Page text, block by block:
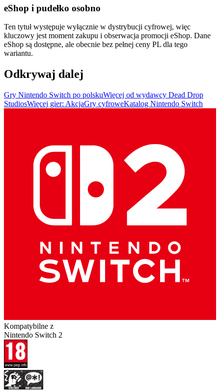
eShop i pudełko osobno
Ten tytuł występuje wyłącznie w dystrybucji cyfrowej, więc
kluczowy jest moment zakupu i obserwacja promocji eShop. Dane
eShop są dostępne, ale obecnie bez pełnej ceny PL dla tego
wariantu.
Odkrywaj dalej
Gry Nintendo Switch po polskuWięcej od wydawcy Dead Drop
StudiosWięcej gier: AkcjaGry cyfroweKatalog Nintendo Switch
Kompatybilne z
Nintendo Switch 2